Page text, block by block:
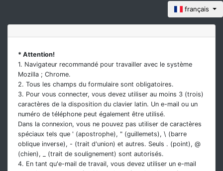
français
* Attention!
1. Navigateur recommandé pour travailler avec le système
Mozilla ; Chrome.
2. Tous les champs du formulaire sont obligatoires.
3. Pour vous connecter, vous devez utiliser au moins 3 (trois)
caractères de la disposition du clavier latin. Un e-mail ou un
numéro de téléphone peut également être utilisé.
Dans la connexion, vous ne pouvez pas utiliser de caractères
spéciaux tels que ' (apostrophe), " (guillemets), \ (barre
oblique inverse), - (trait d'union) et autres. Seuls . (point), @
(chien), _ (trait de soulignement) sont autorisés.
4. En tant qu'e-mail de travail, vous devez utiliser un e-mail